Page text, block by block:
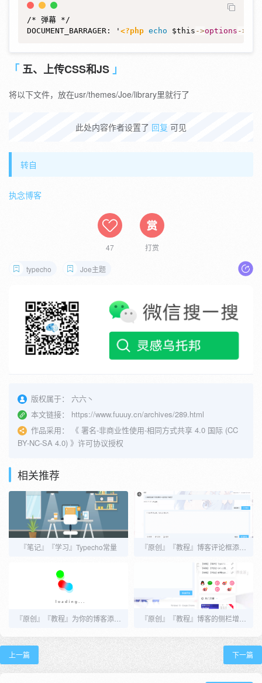
/* 弹幕 */
DOCUMENT_BARRAGER: ' <?php echo $this ->options ->
五、上传CSS和JS
将以下文件，放在usr/themes/Joe/library里就行了
此处内容作者设置了 回复 可见
转自
执念博客
47 打赏
typecho Joe主题
版权属于：
六六丶
本文链接：
https://www.fuuuy.cn/archives/289.html
作品采用：
《 署名-非商业性使用-相同方式共享 4.0 国际 (CC
BY-NC-SA 4.0) 》许可协议授权
相关推荐
『笔记』『学习』Typecho常量
上一篇 下一篇